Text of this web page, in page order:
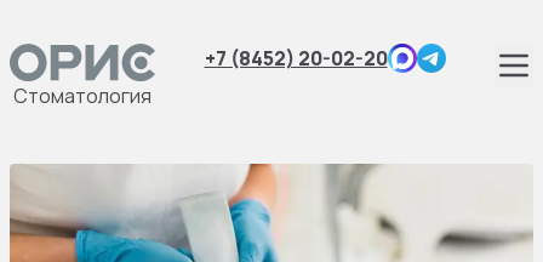
Стоматология
+7 (8452) 20-02-20